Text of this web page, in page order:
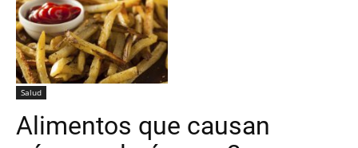
Salud
Alimentos que causan